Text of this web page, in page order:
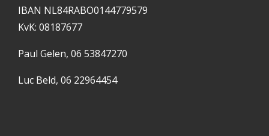
IBAN NL84RABO0144779579
KvK: 08187677
Paul Gelen, 06 53847270
Luc Beld, 06 22964454